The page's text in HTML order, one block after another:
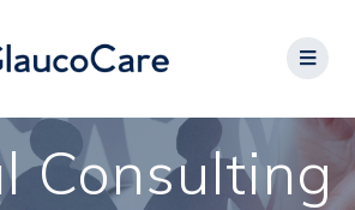
Consulting